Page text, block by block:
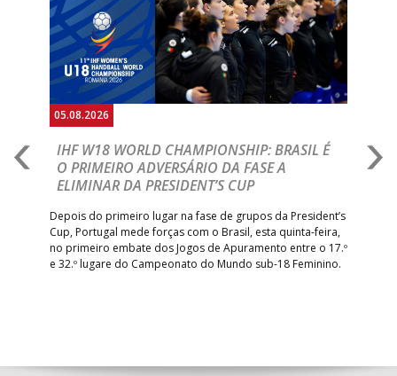
05.08.2026
IHF W18 WORLD CHAMPIONSHIP: BRASIL É
O PRIMEIRO ADVERSÁRIO DA FASE A
ELIMINAR DA PRESIDENT’S CUP
Depois do primeiro lugar na fase de grupos da President’s
Cup, Portugal mede forças com o Brasil, esta quinta-feira,
no primeiro embate dos Jogos de Apuramento entre o 17.º
e 32.º lugare do Campeonato do Mundo sub-18 Feminino.